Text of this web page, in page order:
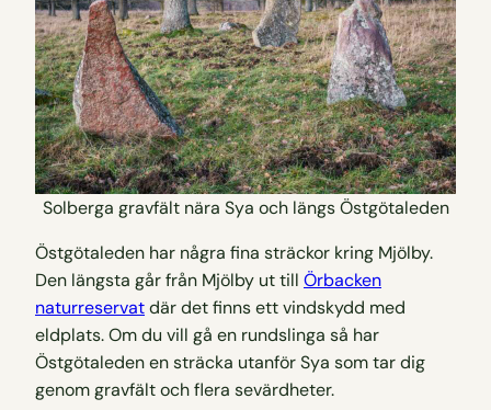
Solberga gravfält nära Sya och längs Östgötaleden
Östgötaleden har några fina sträckor kring Mjölby.
Den längsta går från Mjölby ut till Örbacken
naturreservatdär det finns ett vindskydd med
eldplats. Om du vill gå en rundslinga så har
Östgötaleden en sträcka utanför Sya som tar dig
genom gravfält och flera sevärdheter.